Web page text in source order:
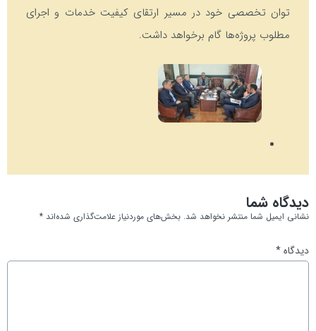
توان تخصصی خود در مسیر ارتقای کیفیت خدمات و اجرای
مطلوب پروژه‌ها گام برخواهد داشت.
دیدگاه شما
نشانی ایمیل شما منتشر نخواهد شد. بخش‌های موردنیاز علامت‌گذاری شده‌اند *
دیدگاه*